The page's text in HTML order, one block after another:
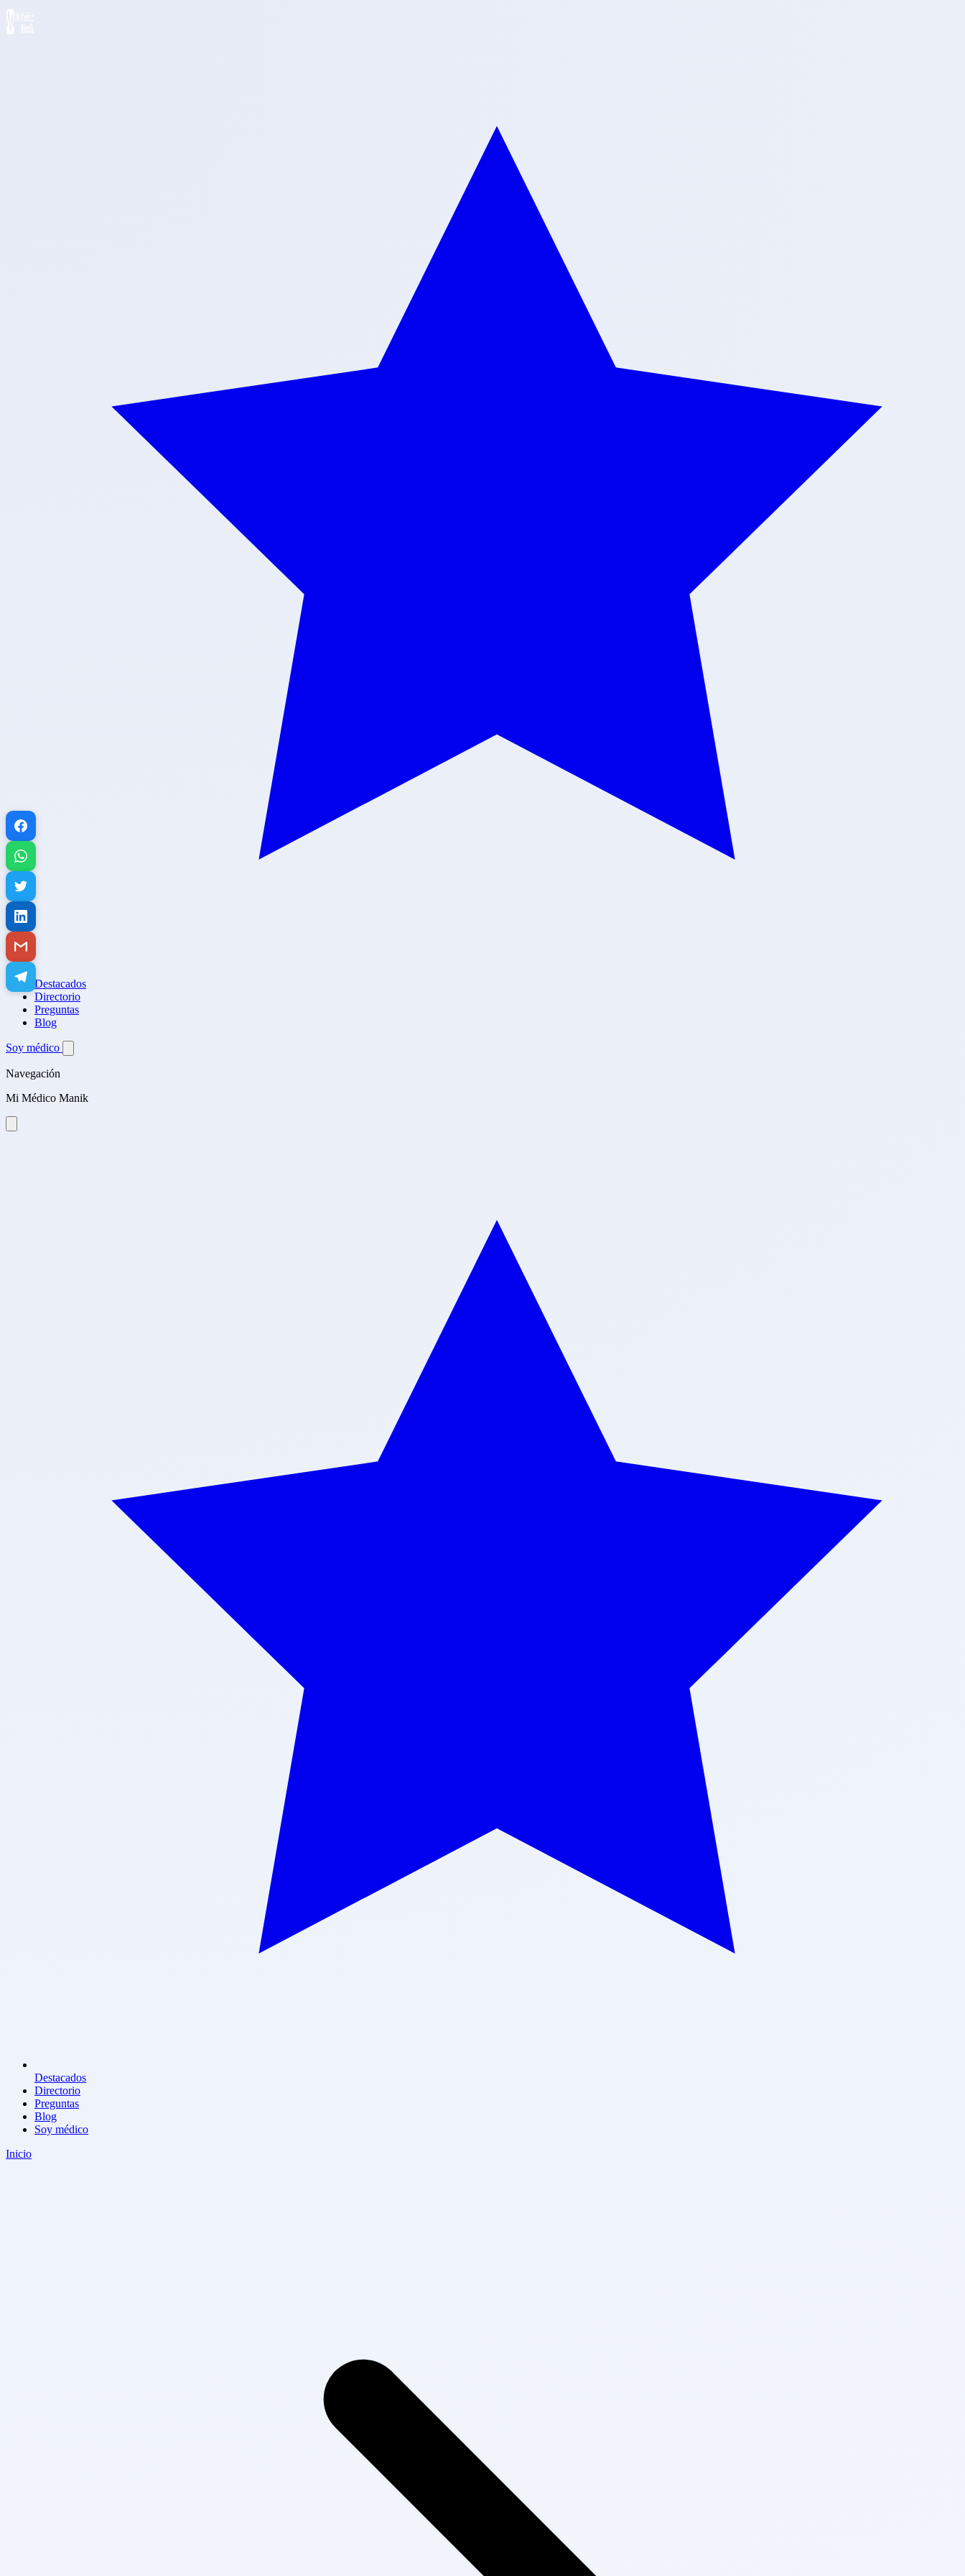
Destacados
Directorio
Preguntas
Blog
Soy médico
Navegación
Mi Médico Manik
Destacados
Directorio
Preguntas
Blog
Soy médico
Inicio